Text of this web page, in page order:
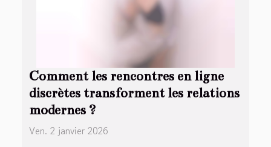
Comment les rencontres en ligne
discrètes transforment les relations
modernes ?
Ven. 2 janvier 2026